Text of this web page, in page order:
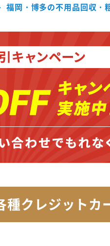
福岡・博多の不用品回収・
種クレジットカ